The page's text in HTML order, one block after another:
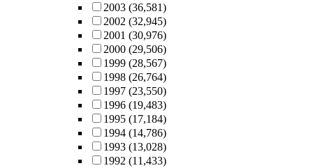
2003 (36,581)
2002 (32,945)
2001 (30,976)
2000 (29,506)
1999 (28,567)
1998 (26,764)
1997 (23,550)
1996 (19,483)
1995 (17,184)
1994 (14,786)
1993 (13,028)
1992 (11,433)